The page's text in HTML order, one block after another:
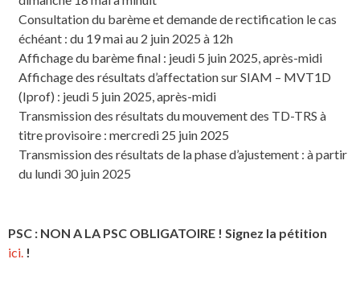
Consultation du barème et demande de rectification le cas
échéant : du 19 mai au 2 juin 2025 à 12h
Affichage du barème final : jeudi 5 juin 2025, après-midi
Affichage des résultats d’affectation sur SIAM – MVT1D
(Iprof) : jeudi 5 juin 2025, après-midi
Transmission des résultats du mouvement des TD-TRS à
titre provisoire : mercredi 25 juin 2025
Transmission des résultats de la phase d’ajustement : à partir
du lundi 30 juin 2025
PSC : NON A LA PSC OBLIGATOIRE ! Signez la pétition
ici. !